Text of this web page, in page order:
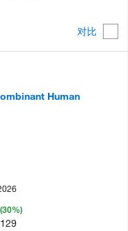
对比
Human